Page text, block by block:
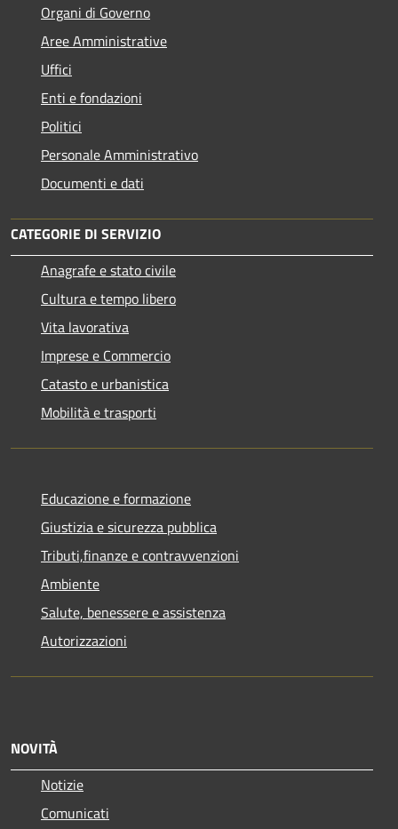
Organi di Governo
Aree Amministrative
Uffici
Enti e fondazioni
Politici
Personale Amministrativo
Documenti e dati
CATEGORIE DI SERVIZIO
Anagrafe e stato civile
Cultura e tempo libero
Vita lavorativa
Imprese e Commercio
Catasto e urbanistica
Mobilità e trasporti
Educazione e formazione
Giustizia e sicurezza pubblica
Tributi,finanze e contravvenzioni
Ambiente
Salute, benessere e assistenza
Autorizzazioni
NOVITÀ
Notizie
Comunicati